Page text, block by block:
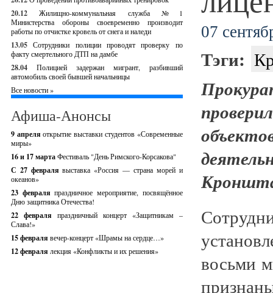
20.12
Жилищно-коммунальная служба №1
Министерства обороны своевременно производит
работы по отчистке кровель от снега и наледи
13.05 Сотрудники полиции проводят проверку по
факту смертельного ДТП на дамбе
28.04
Полицией задержан мигрант, разбивший
автомобиль своей бывшей начальницы
Все новости »
Афиша-Анонсы
9 апреляоткрытие выставки студентов «Современные
миры»
16 и 17 мартаФестиваль "День Римского-Корсакова"
С 27 февралявыставка «Россия — страна морей и
океанов»
23 февраляпраздничное мероприятие, посвящённое
Дню защитника Отечества!
22 февраля праздничный концерт «Защитникам –
Слава!»
15 февраля вечер-концерт «Шрамы на сердце…»
12 февраля лекция «Конфликты и их решения»
07
Тэги:
восьми